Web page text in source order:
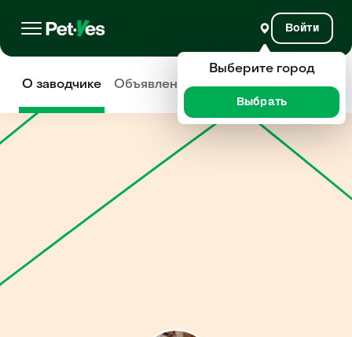
Войти
О заводчике Объявления Отзывы
Выберите город
Выбрать